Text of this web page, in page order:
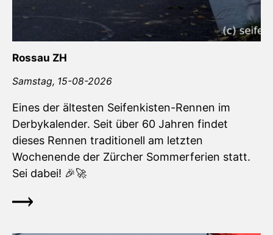
Rossau ZH
Samstag, 15-08-2026
Eines der ältesten Seifenkisten-Rennen im
Derbykalender. Seit über 60 Jahren findet
dieses Rennen traditionell am letzten
Wochenende der Zürcher Sommerferien statt.
Sei dabei! 🎉🚀